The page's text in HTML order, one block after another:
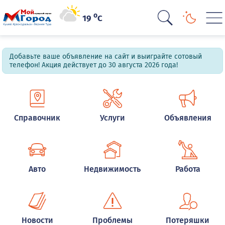
19oC
Добавьте ваше объявление на сайт и выиграйте сотовый
телефон! Акция действует до 30 августа 2026 года!
Справочник Услуги Объявления
Авто Недвижимость Работа
Новости Проблемы Потеряшки